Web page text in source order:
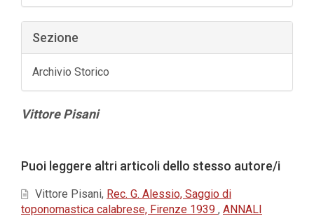
Sezione
Archivio Storico
Contenuto
Vittore Pisani
dell'articolo
Puoi leggere altri articoli dello stesso autore/i
Vittore Pisani, Rec. G. Alessio, Saggio di
toponomastica calabrese, Firenze 1939 , ANNALI